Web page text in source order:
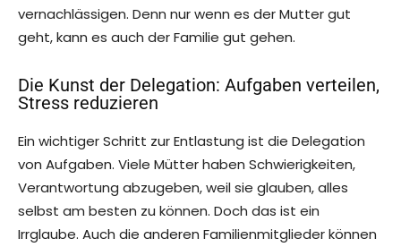
vernachlässigen. Denn nur wenn es der Mutter gut
geht, kann es auch der Familie gut gehen.
Die Kunst der Delegation: Aufgaben verteilen,
Stress reduzieren
Ein wichtiger Schritt zur Entlastung ist die Delegation
von Aufgaben. Viele Mütter haben Schwierigkeiten,
Verantwortung abzugeben, weil sie glauben, alles
selbst am besten zu können. Doch das ist ein
Irrglaube. Auch die anderen Familienmitglieder können